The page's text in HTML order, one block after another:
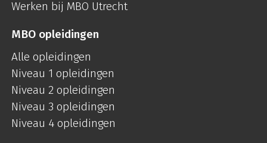
Werken bij MBO Utrecht
MBO opleidingen
Alle opleidingen
Niveau 1 opleidingen
Niveau 2 opleidingen
Niveau 3 opleidingen
Niveau 4 opleidingen